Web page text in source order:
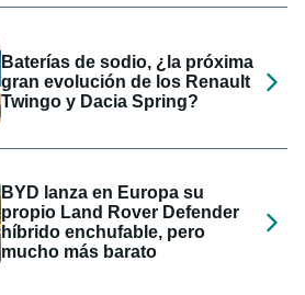
Baterías de sodio, ¿la próxima
gran evolución de los Renault
Twingo y Dacia Spring?
BYD lanza en Europa su
propio Land Rover Defender
híbrido enchufable, pero
mucho más barato